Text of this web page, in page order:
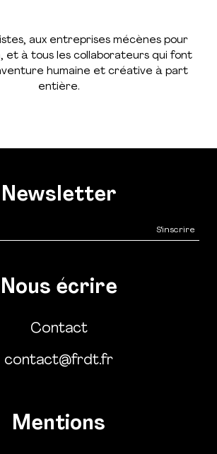
aux entreprises mécènes pour
et à tous les collaborateurs qui font
humaine et créative à part
entière.
Newsletter
Nous écrire
Contact
contact@frdt.fr
Mentions